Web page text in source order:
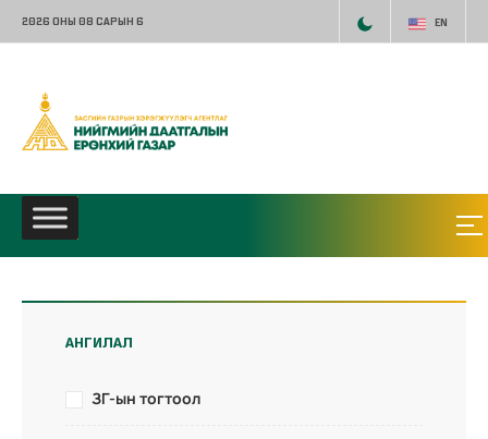
2026 ОНЫ 08 САРЫН 6 EN
АНГИЛАЛ
ЗГ-ын тогтоол